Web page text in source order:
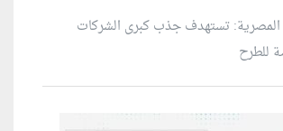
تستهدف جذب كبرى الشركات
للطرح